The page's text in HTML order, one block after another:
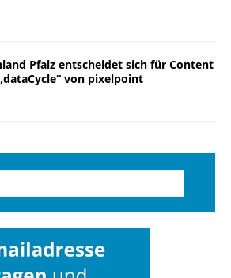
Pfalz entscheidet sich für Content
von pixelpoint